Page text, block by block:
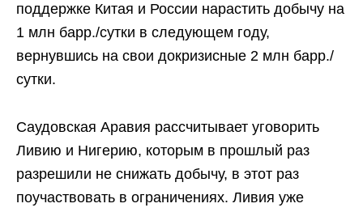
поддержке Китая и России нарастить добычу на
1 млн барр./сутки в следующем году,
вернувшись на свои докризисные 2 млн барр./
сутки.
Саудовская Аравия рассчитывает уговорить
Ливию и Нигерию, которым в прошлый раз
разрешили не снижать добычу, в этот раз
поучаствовать в ограничениях. Ливия уже